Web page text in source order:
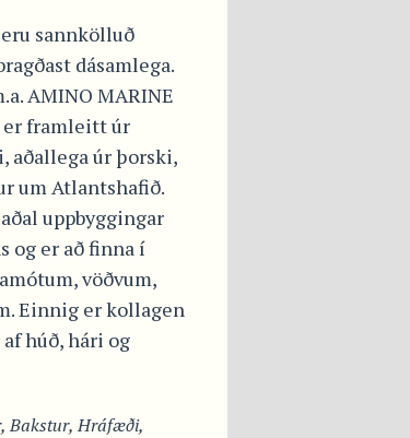
sannkölluð
dásamlega.
AMINO MARINE
er framleitt úr
aðallega úr þorski,
um Atlantshafið.
uppbyggingar
og er að finna í
vöðvum,
Einnig er kollagen
húð, hári og
,Bakstur,Hráfæði,